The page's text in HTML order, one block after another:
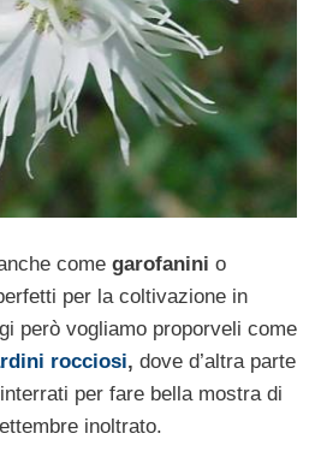
come garofanini o
per la coltivazione in
però vogliamo proporveli come
rocciosi, dove d’altra parte
per fare bella mostra di
inoltrato.